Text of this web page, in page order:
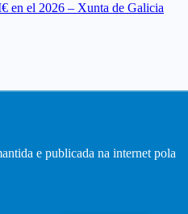
en el 2026 – Xunta de Galicia
e publicada na internet pola